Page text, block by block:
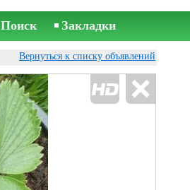
Поиск Закладки
Вернуться к списку объявлений